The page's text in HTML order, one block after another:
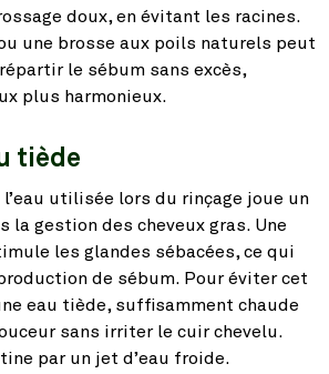
doux, en évitant les racines.
une brosse aux poils naturels peut
le sébum sans excès,
plus harmonieux.
tiède
utilisée lors du rinçage joue un
la gestion des cheveux gras. Une
les glandes sébacées, ce qui
de sébum. Pour éviter cet
eau tiède, suffisamment chaude
sans irriter le cuir chevelu.
par un jet d’eau froide.